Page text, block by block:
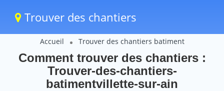
Trouver des chantiers
Accueil Trouver des chantiers batiment
Comment trouver des chantiers :
Trouver-des-chantiers-
batimentvillette-sur-ain